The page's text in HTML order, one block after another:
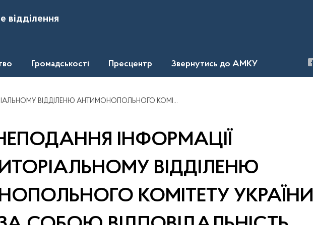
відділення
Громадськості Пресцентр Звернутись до АМКУ
АНТИМОНОПОЛЬНОГО КОМІТЕТУ УКРАЇНИ ТЯГНЕ ЗА СОБОЮ ВІДПОВІДАЛЬНІСТЬ
ІНФОРМАЦІЇ
ВІДДІЛЕНЮ
КОМІТЕТУ УКРАЇНИ